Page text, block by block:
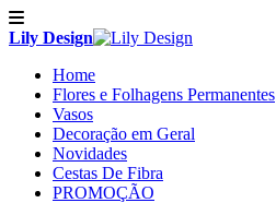
Lily Design
Home
Flores e Folhagens Permanentes
Vasos
Decoração em Geral
Novidades
Cestas De Fibra
PROMOÇÃO